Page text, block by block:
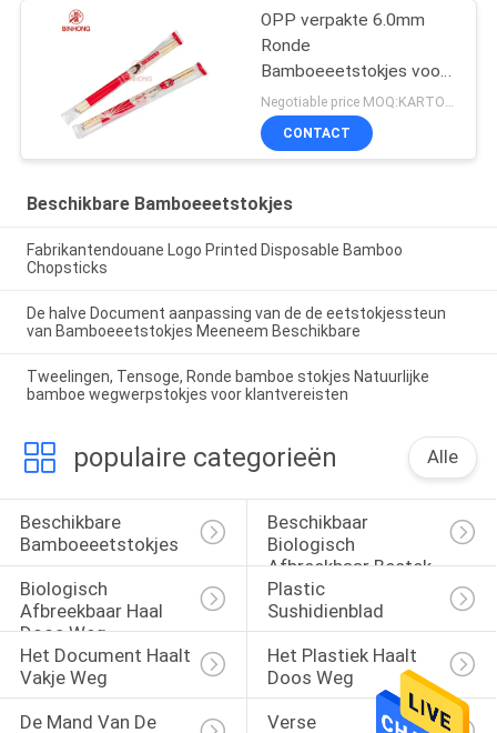
OPP verpakte 6.0mm
Ronde
Bamboeeetstokjes voor
Kerken
CONTACT
Beschikbare Bamboeeetstokjes
Fabrikantendouane Logo Printed Disposable Bamboo
Chopsticks
De halve Document aanpassing van de de eetstokjessteun
van Bamboeeetstokjes Meeneem Beschikbare
Tweelingen, Tensoge, Ronde bamboe stokjes Natuurlijke
bamboe wegwerpstokjes voor klantvereisten
populaire categorieën Alle
Beschikbare
Bamboeeetstokjes
Beschikbaar
Biologisch
Afbreekbaar Bestek
Biologisch
Afbreekbaar Haal
Doos Weg
Plastic
Sushidienblad
Het Document Haalt
Vakje Weg
Het Plastiek Haalt
Doos Weg
De Mand Van De
Verse